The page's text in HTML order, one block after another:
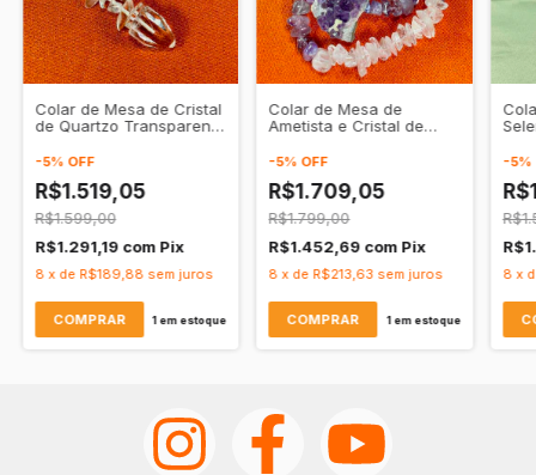
Colar de Mesa de Cristal
de Quartzo Transparente
Amplificação
-5% OFF
R$1.519,05
R$1.599,00
R$1.291,19 com Pix
8 x de R$189,88 sem juros
1em estoque
Colar de Mesa de
Ametista e Cristal de
Natural - Purificação •
-5% OFF
R$1.709,05
R$1.799,00
R$1.452,69 com Pix
8 x de R$213,63 sem juros
1em estoque
-5%
8 x